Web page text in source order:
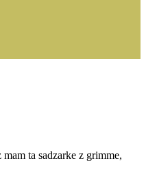
ta sadzarke z grimme,